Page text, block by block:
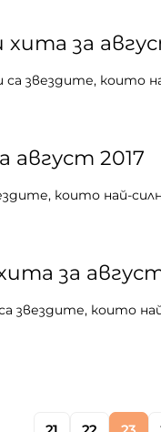
за
звездите, които
август 2017
които най-
за
звездите, които